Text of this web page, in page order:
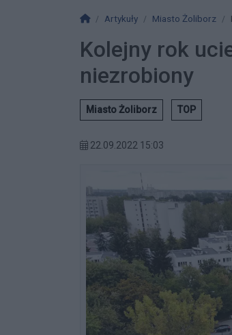
Strona główna
Artykuły Miasto Żoliborz
Kolejny rok
niezrobiony
Miasto Żoliborz TOP
22.09.2022 15:03